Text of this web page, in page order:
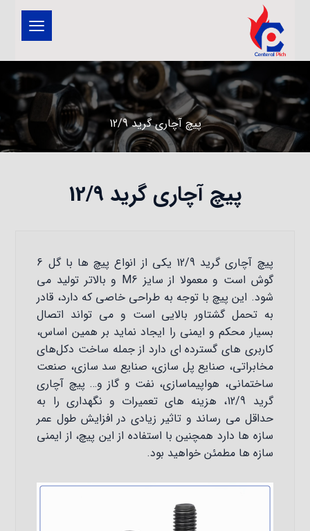
پیچ آچاری گرید 12/9
پیچ آچاری گرید 12/9
پیچ آچاری گرید 12/9 یکی از انواع پیچ ها با گل 6
گوش است و معمولا از سایز M6 و بالاتر تولید می
شود. این پیچ با توجه به طراحی خاصی که دارد، قادر
به تحمل گشتاور بالایی است و می تواند اتصال
بسیار محکم و ایمنی را ایجاد نماید بر همین اساس،
کاربری های گسترده ای دارد از جمله ساخت دکل‌های
مخابراتی، صنایع پل سازی، صنایع سد سازی، صنعت
ساختمانی، هواپیماسازی، نفت و گاز و… پیچ آچاری
گرید 12/9، هزینه های تعمیرات و نگهداری را به
حداقل می رساند و تاثیر زیادی در افزایش طول عمر
سازه ها دارد همچنین با استفاده از این پیچ، از ایمنی
سازه ها مطمئن خواهید بود.